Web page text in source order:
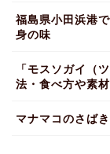
福島県小田浜港
身の味
「モスソガイ（
法・食べ方や素
マナマコのさば